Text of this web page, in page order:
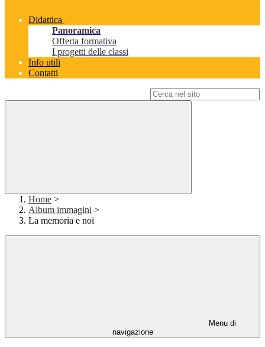
Didattica
Panoramica
Offerta formativa
I progetti delle classi
Info utili
Contatti
Home >
Album immagini >
La memoria e noi
Menu di
navigazione